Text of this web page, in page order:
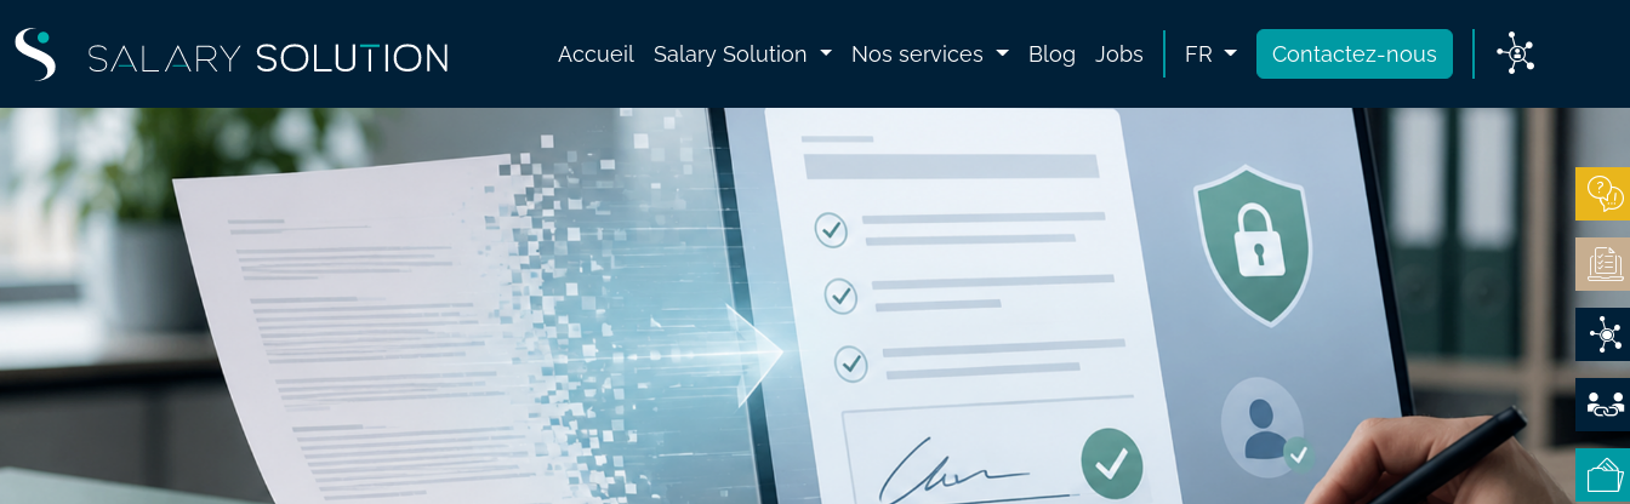
Accueil Salary Solution Nos services Blog Jobs FR Contactez-nous